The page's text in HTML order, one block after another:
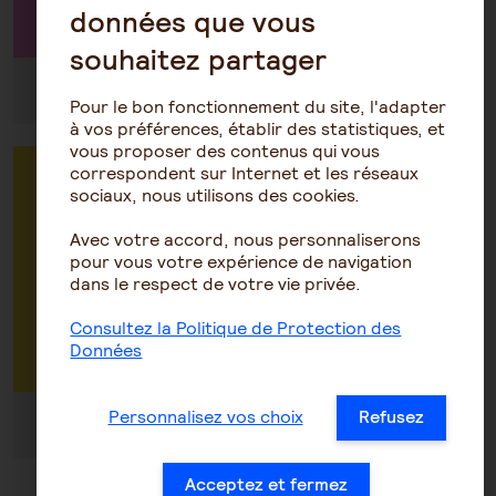
Vous êtes une entreprise : prenez RDV
avec un conseiller pour faire un devis ou
avoir des renseignements sur vos
contrats
Par téléphone au 0972 67 22 22
Du lundi au vendredi de 8h30 à 18h30
données que vous
souhaitez partager
Pour le bon fonctionnement du site, l'adapter
à vos préférences, établir des statistiques, et
vous proposer des contenus qui vous
correspondent sur Internet et les réseaux
sociaux, nous utilisons des cookies.
Avec votre accord, nous personnaliserons
pour vous votre expérience de navigation
dans le respect de votre vie privée.
Consultez la Politique de Protection des
Données
Personnalisez vos choix Refusez
Acceptez et fermez